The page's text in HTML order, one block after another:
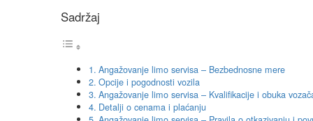
Sadržaj
Angažovanje limo servisa – Bezbednosne mere
Opcije i pogodnosti vozila
Angažovanje limo servisa – Kvalifikacije i obuka
Detalji o cenama i plaćanju